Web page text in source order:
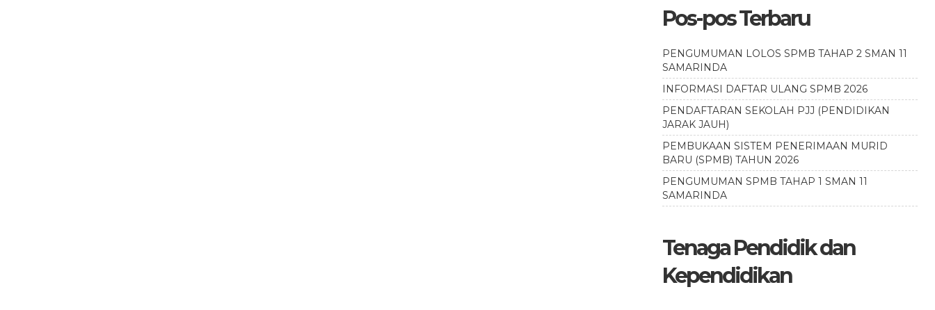
Pos-pos Terbaru
PENGUMUMAN LOLOS SPMB TAHAP 2 SMAN 11
SAMARINDA
INFORMASI DAFTAR ULANG SPMB 2026
PENDAFTARAN SEKOLAH PJJ (PENDIDIKAN
JARAK JAUH)
PEMBUKAAN SISTEM PENERIMAAN MURID
BARU (SPMB) TAHUN 2026
PENGUMUMAN SPMB TAHAP 1 SMAN 11
SAMARINDA
Tenaga Pendidik dan
Kependidikan